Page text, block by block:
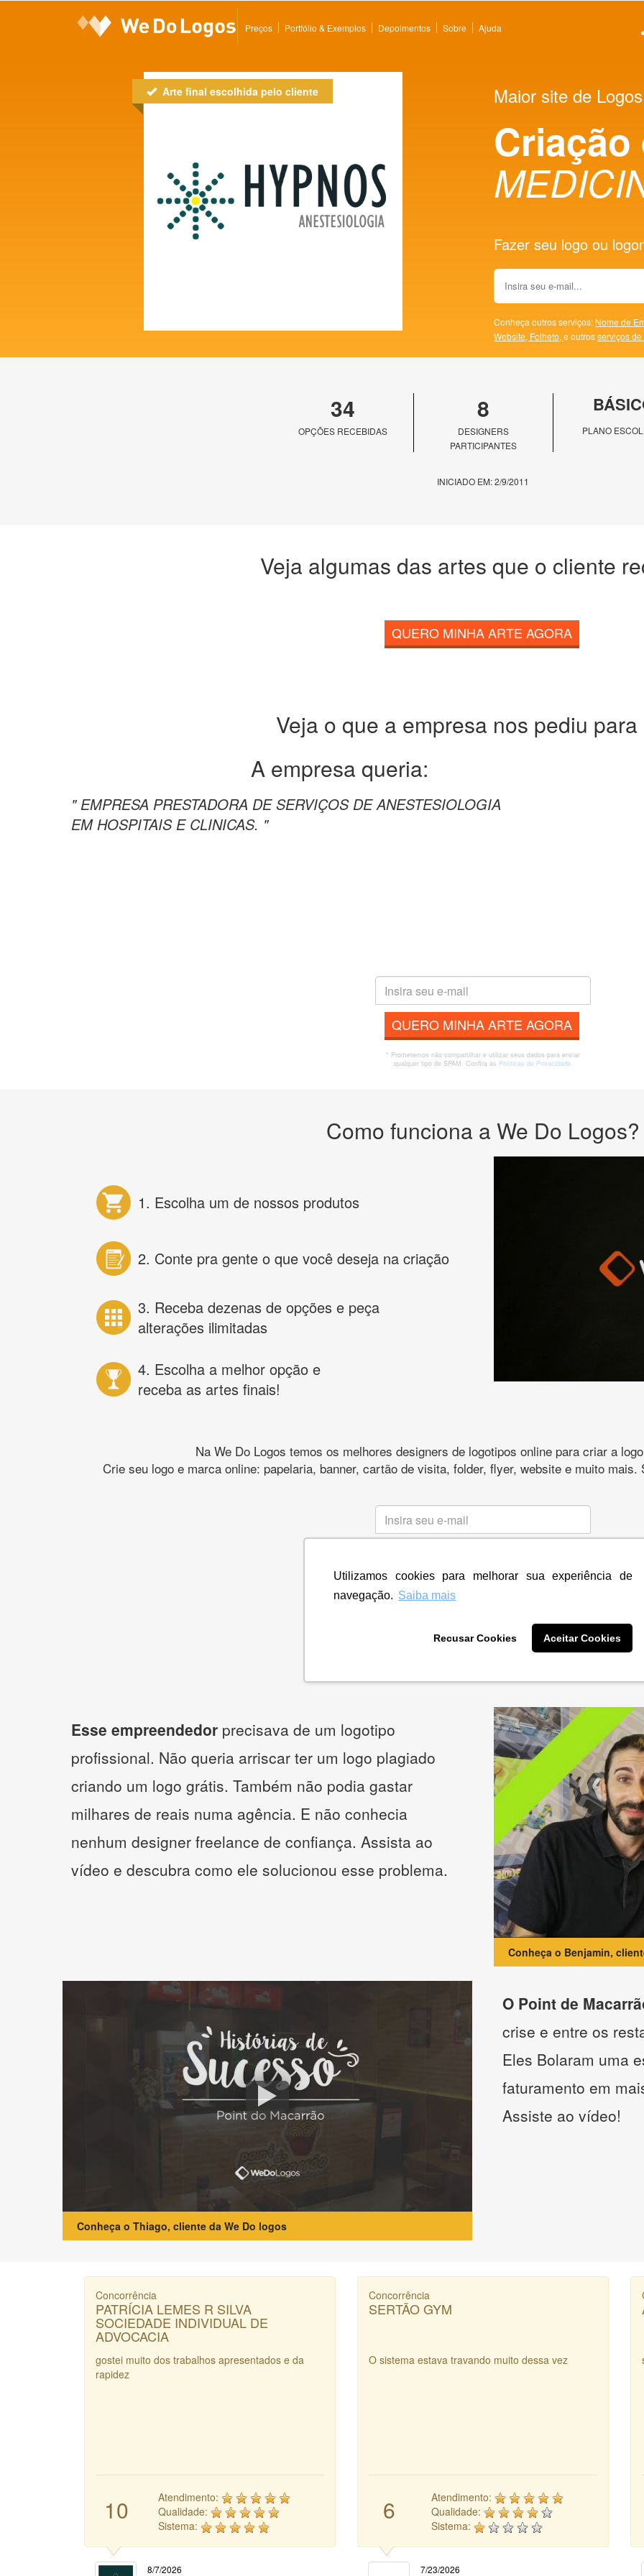
Utilizamos cookies para melhorar sua experiência de
navegação. Saiba mais
Recusar Cookies Aceitar Cookies
Preços Portfólio & Exemplos Depoimentos Sobre Ajuda
Arte final escolhida pelo cliente Maior site de
Criação
Fazer seu logo ou
Conheça outros serviços: Nome de
Website, Folheto, e outrosserviços
34
OPÇÕES RECEBIDAS
8
DESIGNERS
PARTICIPANTES
PLANO
INICIADO EM: 2/9/2011
Veja algumas das artes que o cliente
QUERO MINHA ARTE AGORA
Veja o que a empresa nos pediu para
A empresa queria:
" EMPRESA PRESTADORA DE SERVIÇOS DE ANESTESIOLOGIA
EM HOSPITAIS E CLINICAS. "
QUERO MINHA ARTE AGORA
* Prometemos não compartilhar e utilizar seus dados para enviar
qualquer tipo de SPAM. Confira as Políticas de Privacidade.
Como funciona a We Do Logos?
1. Escolha um de nossos produtos
2. Conte pra gente o que você deseja na criação
3. Receba dezenas de opções e peça
alterações ilimitadas
4. Escolha a melhor opção e
receba as artes finais!
Na We Do Logos temos os melhores designers de logotipos online para criar a
Crie seu logo e marca online: papelaria, banner, cartão de visita, folder, flyer, website e muito
* Prometemos não compartilhar e utilizar seus dados para enviar
qualquer tipo de SPAM. Confira as
Esse empreendedor precisava de um logotipo
profissional. Não queria arriscar ter um logo plagiado
criando um logo grátis. Também não podia gastar
milhares de reais numa agência. E não conhecia
nenhum designer freelance de confiança. Assista ao
vídeo e descubra como ele solucionou esse problema.
Conheça o Benjamin,
Conheça o Thiago, cliente da We Do logos
O Point de
crise e entre os
Eles Bolaram uma
faturamento em
Assiste ao vídeo!
Concorrência
PATRÍCIA LEMES R SILVA
SOCIEDADE INDIVIDUAL DE
ADVOCACIA
gostei muito dos trabalhos apresentados e da
rapidez
10
Atendimento:
Qualidade:
Sistema:
8/7/2026
Concorrência
SERTÃO GYM
O sistema estava travando muito dessa vez
6
Atendimento:
Qualidade:
Sistema:
7/23/2026